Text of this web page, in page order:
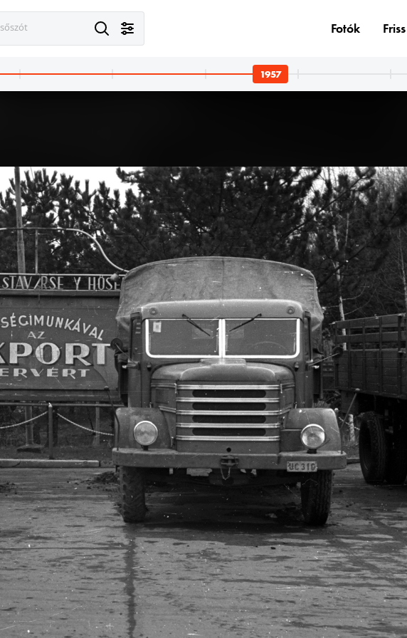
X.,Budapest IX.
lakótelep Szárnyas utca és Zágrábi utca közötti része. A kép forrását kérjük így adja meg: Fortepan / Budapest Főváros Levéltára. Levéltári jelzet: HU_BFL_XV_19_c_11
1957 · Budapest IX.
Mária Valéria telep. A kép forrását kérjük így adja meg: Fortepan / Budapest Főváros Levéltára. Levéltári jelzet: HU_BFL_XV_19_c_11
1957 · Budapest IX.
Mária Valéria telep. A kép forrását kérjük így adja meg: Fortepan / Budapest Főváros Levéltára. Levéltári jelzet: HU_BFL_XV_19_c_11
Mária
· Budapest X.,Budapest IX.
a Zágrábi utcai lakótelep Szárnyas utca és Zágrábi utca közötti része. A daru az Üllői út mellett áll. Jobbra a Pöttyös utca sarkán álló kis kápolna tornya látszik. A kép forrását kérjük így adja meg: Fortepan / Budapest Főváros Levéltára. Levéltári jelzet: HU_BFL_XV_19_c_11
1957 · Budapest IX.
Mária Valéria telep. A kép forrását kérjük így adja meg: Fortepan / Budapest Főváros Levéltára. Levéltári jelzet: HU_BFL_XV_19_c_11
1957 ·
a Mária Valéria telep házai. A kép
VIII.
adja meg: Fortepan / Budapest Főváros Levéltára. Levéltári jelzet: HU.BFL.XV.19.c.10
1957 · Budapest VIII.
A kép forrását kérjük így adja meg: Fortepan / Budapest Főváros Levéltára. Levéltári jelzet: HU.BFL.XV.19.c.10
1957 · Budapest VIII.
Mátyás tér 11. tűzfala. A kép forrását kérjük így adja meg: Fortepan / Budapest Főváros Levéltára. Levéltári jelzet: HU.BFL.XV.19.c.10
Fotók Friss
1957